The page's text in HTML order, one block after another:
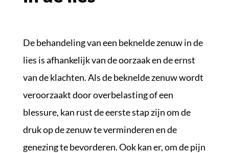
De behandeling van een beknelde zenuw in de
lies is afhankelijk van de oorzaak en de ernst
van de klachten. Als de beknelde zenuw wordt
veroorzaakt door overbelasting of een
blessure, kan rust de eerste stap zijn om de
druk op de zenuw te verminderen en de
genezing te bevorderen. Ook kan er, om de pijn